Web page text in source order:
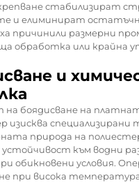
стабилизират
и елиминират
причинили размерни
обработка или крайна
и
на боядисване на
изисква специализирани
природа на
към водни
обикновени условия.
при висока